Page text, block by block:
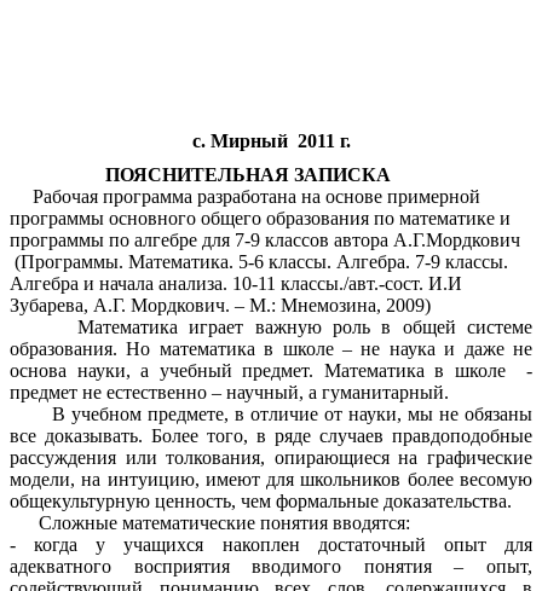
с. Мирный 2011 г.
ПОЯСНИТЕЛЬНАЯ ЗАПИСКА
программа разработана на основе примерной
программы основного общего образования по математике и
программы по алгебре для 7-9 классов автора А.Г.Мордкович
(Программы. Математика. 5-6 классы. Алгебра. 7-9 классы.
Алгебра и начала анализа. 10-11 классы./авт.-сост. И.И
Зубарева, А.Г. Мордкович. – М.: Мнемозина, 2009)
Математика играет важную роль в общей системе
образования. Но математика в школе – не наука и даже не
основа науки, а учебный предмет. Математика в школе -
предмет не естественно – научный, а гуманитарный.
В учебном предмете, в отличие от науки, мы не обязаны
все доказывать. Более того, в ряде случаев правдоподобные
рассуждения или толкования, опирающиеся на графические
модели, на интуицию, имеют для школьников более весомую
общекультурную ценность, чем формальные доказательства.
Сложные математические понятия вводятся:
- когда у учащихся накоплен достаточный опыт для
адекватного восприятия вводимого понятия – опыт,